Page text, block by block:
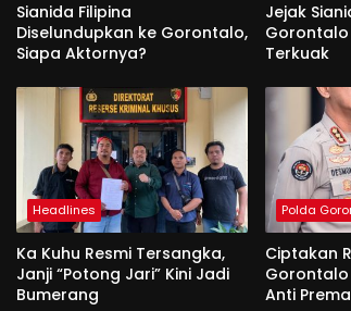
Sianida Filipina
Diselundupkan ke Gorontalo,
Siapa Aktornya?
Jejak
Terkuak
Headlines
Ka Kuhu Resmi Tersangka,
Janji “Potong Jari” Kini Jadi
Bumerang
Polda
Ciptakan
Gorontalo
Anti